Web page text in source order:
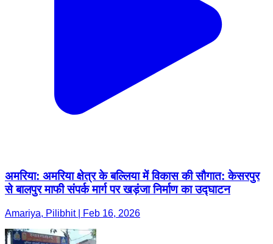
अमरिया: अमरिया क्षेत्र के बल्लिया में विकास की सौगात: केसरपुर
से बालपुर माफी संपर्क मार्ग पर खड़ंजा निर्माण का उद्घाटन
Amariya, Pilibhit | Feb 16, 2026